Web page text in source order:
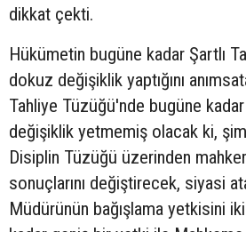
dikkat çekti.
Hükümetin bugüne kadar Şartlı
dokuz değişiklik yaptığını
Tahliye Tüzüğü'nde bugüne
değişiklik yetmemiş olacak ki,
Disiplin Tüzüğü üzerinden
sonuçlarını değiştirecek, siyasi
Müdürünün bağışlama yetkisini iki